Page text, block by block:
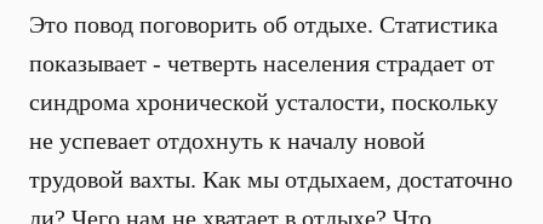
Это повод поговорить об отдыхе. Статистика
показывает - четверть населения страдает от
синдрома хронической усталости, поскольку
не успевает отдохнуть к началу новой
трудовой вахты. Как мы отдыхаем, достаточно
ли? Чего нам не хватает в отдыхе? Что